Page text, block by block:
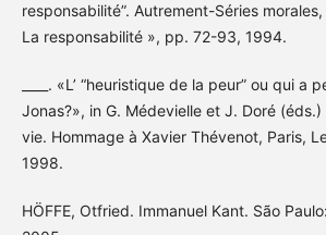
responsabilité”. Autrement-Séries
La responsabilité », pp. 72-93, 1994.
____. «L’ “heuristique de la peur” ou qui a
Jonas?», in G. Médevielle et J. Doré
vie. Hommage à Xavier Thévenot, Paris,
1998.
HÖFFE, Otfried. Immanuel Kant. São